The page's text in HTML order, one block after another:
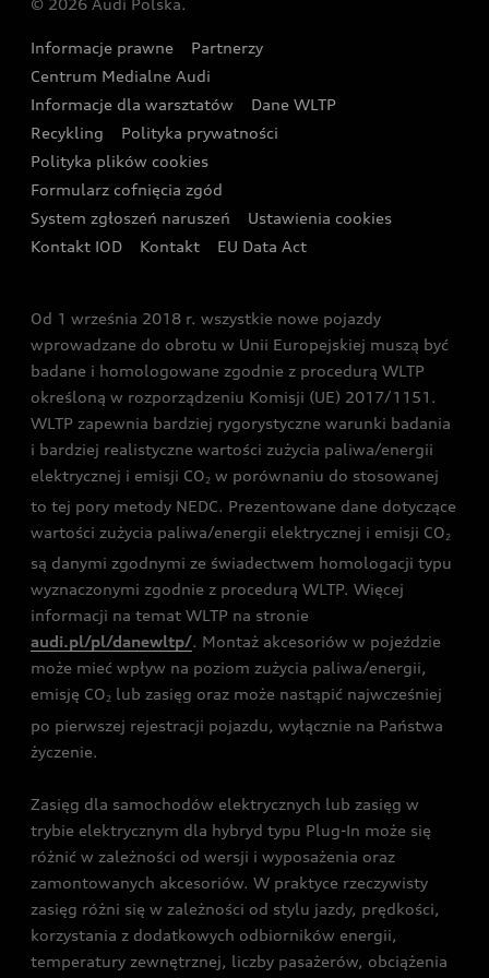
Wyszukaj najbliższego Partnera Audi
Oferta dla przedsiębiorców
Oferta dla klientów prywatnych
Kalkulator rat
Ubezpieczenie
Audi exclusive
Zasięg
Gwarancja
Akcje serwisowe Audi
Katalog online akcesoriów
Audi i Muzeum Sztuki Nowoczesnej w Warszawie
Audi driving experience
Audi quattro Cup
Audi i Puchar Świata w Skokach Narciarskich w
Zakopanem
© 2026 Audi Polska.
Informacje prawne
Partnerzy
Centrum Medialne Audi
Informacje dla warsztatów
Dane WLTP
Recykling
Polityka prywatności
Polityka plików cookies
Formularz cofnięcia zgód
System zgłoszeń naruszeń
Ustawienia cookies
Kontakt IOD
Kontakt EU Data Act
Od 1 września 2018 r. wszystkie nowe pojazdy
wprowadzane do obrotu w Unii Europejskiej muszą być
badane i homologowane zgodnie z procedurą WLTP
określoną w rozporządzeniu Komisji (UE) 2017/1151.
WLTP zapewnia bardziej rygorystyczne warunki badania
i bardziej realistyczne wartości zużycia paliwa/energii
elektrycznej i emisji CO2 w porównaniu do stosowanej
to tej pory metody NEDC. Prezentowane dane dotyczące
wartości zużycia paliwa/energii elektrycznej i emisji CO2
są danymi zgodnymi ze świadectwem homologacji typu
wyznaczonymi zgodnie z procedurą WLTP. Więcej
informacji na temat WLTP na stronie
audi.pl/pl/danewltp/. Montaż akcesoriów w pojeździe
może mieć wpływ na poziom zużycia paliwa/energii,
emisję CO2 lub zasięg oraz może nastąpić najwcześniej
po pierwszej rejestracji pojazdu, wyłącznie na Państwa
życzenie.
Zasięg dla samochodów elektrycznych lub zasięg w
trybie elektrycznym dla hybryd typu Plug-In może się
różnić w zależności od wersji i wyposażenia oraz
zamontowanych akcesoriów. W praktyce rzeczywisty
zasięg różni się w zależności od stylu jazdy, prędkości,
korzystania z dodatkowych odbiorników energii,
temperatury zewnętrznej, liczby pasażerów, obciążenia